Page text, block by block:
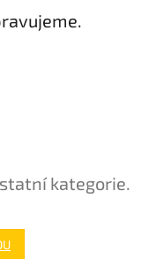
kategorie.